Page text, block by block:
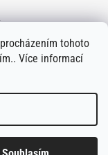
tohoto
Více informací